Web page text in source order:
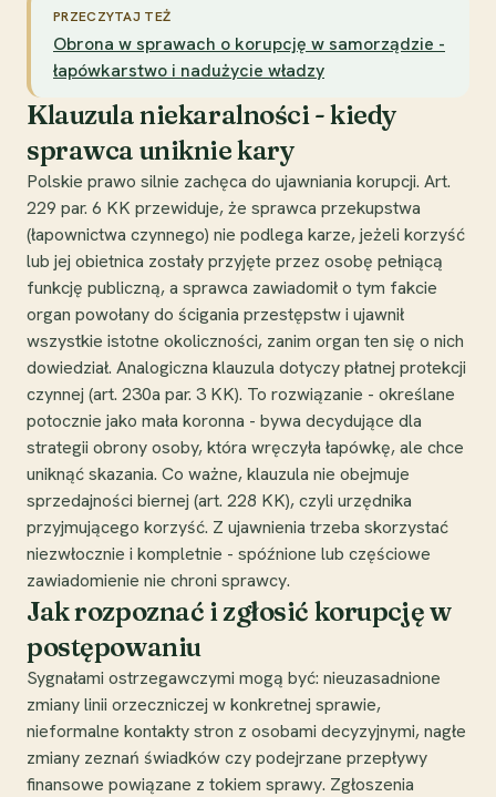
PRZECZYTAJ TEŻ
Obrona w sprawach o korupcję w samorządzie -
łapówkarstwo i nadużycie władzy
Klauzula niekaralności - kiedy
sprawca uniknie kary
Polskie prawo silnie zachęca do ujawniania korupcji. Art.
229 par. 6 KK przewiduje, że sprawca przekupstwa
(łapownictwa czynnego) nie podlega karze, jeżeli korzyść
lub jej obietnica zostały przyjęte przez osobę pełniącą
funkcję publiczną, a sprawca zawiadomił o tym fakcie
organ powołany do ścigania przestępstw i ujawnił
wszystkie istotne okoliczności, zanim organ ten się o nich
dowiedział. Analogiczna klauzula dotyczy płatnej protekcji
czynnej (art. 230a par. 3 KK). To rozwiązanie - określane
potocznie jako mała koronna - bywa decydujące dla
strategii obrony osoby, która wręczyła łapówkę, ale chce
uniknąć skazania. Co ważne, klauzula nie obejmuje
sprzedajności biernej (art. 228 KK), czyli urzędnika
przyjmującego korzyść. Z ujawnienia trzeba skorzystać
niezwłocznie i kompletnie - spóźnione lub częściowe
zawiadomienie nie chroni sprawcy.
Jak rozpoznać i zgłosić korupcję w
postępowaniu
Sygnałami ostrzegawczymi mogą być: nieuzasadnione
zmiany linii orzeczniczej w konkretnej sprawie,
nieformalne kontakty stron z osobami decyzyjnymi, nagłe
zmiany zeznań świadków czy podejrzane przepływy
finansowe powiązane z tokiem sprawy. Zgłoszenia